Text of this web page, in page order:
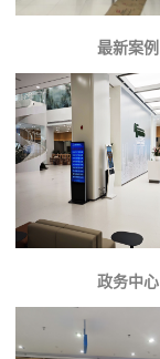
最新案例
政务中心